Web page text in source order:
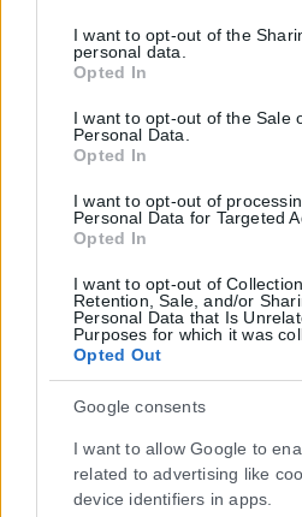
but not limited to your visit or
click to grant or deny consent to
tags to use your data for below
Google consent section.
I want to opt-out of the
personal data.
Opted In
I want to opt-out of the Sale
Personal Data.
Opted In
I want to opt-out of
Personal Data for Targeted
Opted In
I want to opt-out of
Retention, Sale, and/or
Personal Data that Is
Purposes for which it was
Opted Out
Google consents
I want to allow Google to
related to advertising like
device identifiers in apps.
Η εταιρεία με την επωνυμία
επέκταση η ιστοσελίδα που κατέχει
συμμορφώνονται με τη Σύσταση (ΕΕ)
1ης Μαρτίου 2018 σχετικά με τα
αντιμετώπιση του παράνομου